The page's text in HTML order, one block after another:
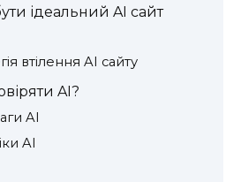
ідеальний AI сайт
втілення AI сайту
AI?
AI
AI